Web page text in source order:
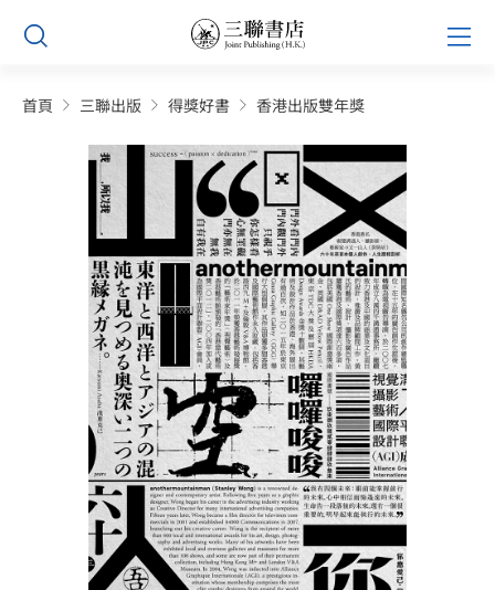
Skip
content
首頁 三聯出版 得獎好書 香港出版雙年獎